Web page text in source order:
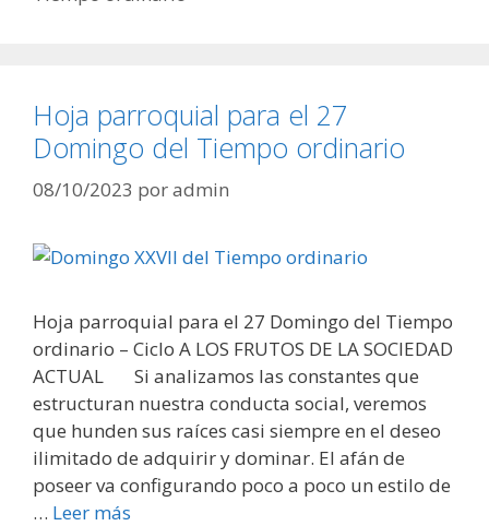
Hoja parroquial para el 27
Domingo del Tiempo ordinario
08/10/2023 poradmin
Hoja parroquial para el 27 Domingo del Tiempo
ordinario – Ciclo A LOS FRUTOS DE LA SOCIEDAD
ACTUAL Si analizamos las constantes que
estructuran nuestra conducta social, veremos
que hunden sus raíces casi siempre en el deseo
ilimitado de adquirir y dominar. El afán de
poseer va configurando poco a poco un estilo de
… Leer más